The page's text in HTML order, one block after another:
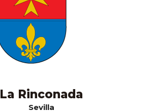
La Rinconada
Sevilla